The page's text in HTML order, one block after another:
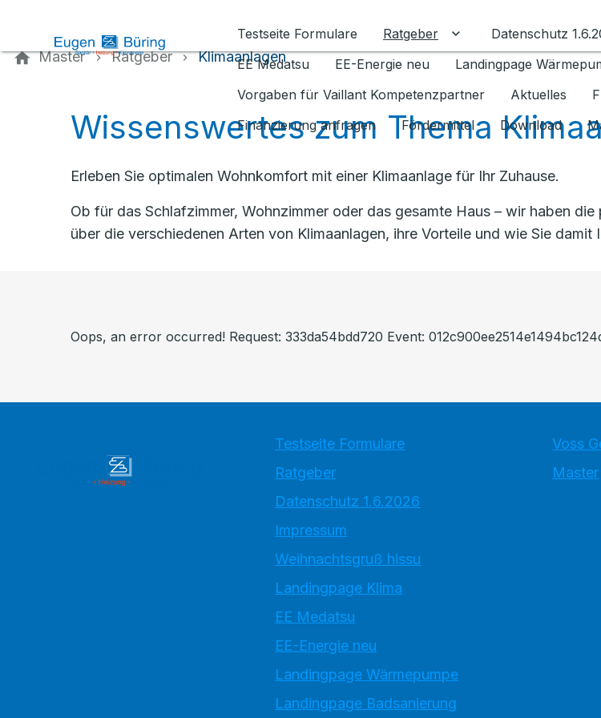
Testseite Formulare
Ratgeber Untermenü für
Datenschutz
EE Medatsu
EE-Energie neu Landingpage
Vorgaben für Vaillant Kompetenzpartner
Aktuelles
Finanzierung anfragen
Fördermittel Download
Master Ratgeber Klimaanlagen
Wissenswertes zum Thema
Erleben Sie optimalen Wohnkomfort mit einer Klimaanlage für Ihr Zuhause.
Ob für das Schlafzimmer, Wohnzimmer oder das gesamte Haus – wir haben
über die verschiedenen Arten von Klimaanlagen, ihre Vorteile und wie Sie
Oops, an error occurred! Request: 333da54bdd720 Event:
Testseite Formulare
Ratgeber
Datenschutz 1.6.2026
Impressum
Weihnachtsgruß hissu
Landingpage Klima
EE Medatsu
EE-Energie neu
Landingpage Wärmepumpe
Landingpage Badsanierung
Voss
Master